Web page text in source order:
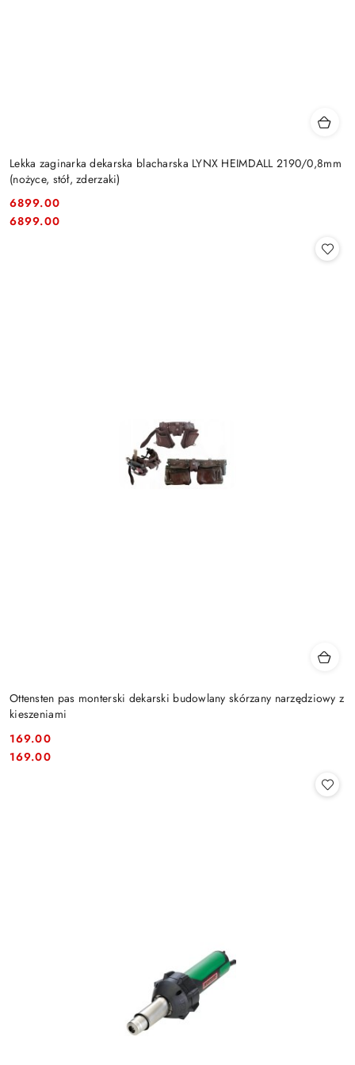
Lekka zaginarka dekarska blacharska LYNX HEIMDALL 2190/0,8mm
(nożyce, stół, zderzaki)
Cena:
6899.00
Cena:
6899.00
Ottensten pas monterski dekarski budowlany skórzany narzędziowy z
kieszeniami
Cena:
169.00
Cena:
169.00